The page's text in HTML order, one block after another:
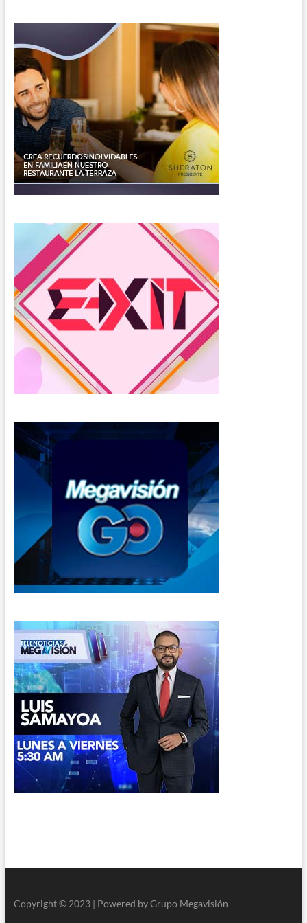
Copyright © 2023 | Powered by Grupo Megavisión